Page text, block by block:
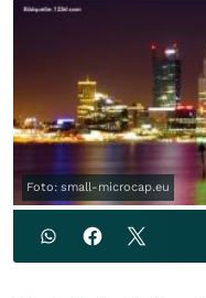
Foto: small-microcap.eu